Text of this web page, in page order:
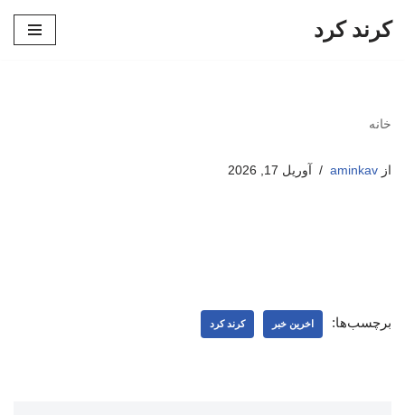
کرند کرد
خانه
از aminkav آوریل 17, 2026
برچسب‌ها: اخرین خبر کرند کرد